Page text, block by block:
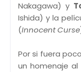
Nakagawa) y
Ishida) y la
(Innocent Curse
Por si fuera
un homenaje